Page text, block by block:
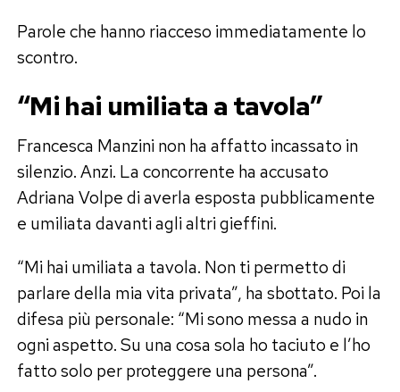
Parole che hanno riacceso immediatamente lo
scontro.
“Mi hai umiliata a tavola”
Francesca Manzini non ha affatto incassato in
silenzio. Anzi. La concorrente ha accusato
Adriana Volpe di averla esposta pubblicamente
e umiliata davanti agli altri gieffini.
“Mi hai umiliata a tavola. Non ti permetto di
parlare della mia vita privata”, ha sbottato. Poi la
difesa più personale: “Mi sono messa a nudo in
ogni aspetto. Su una cosa sola ho taciuto e l’ho
fatto solo per proteggere una persona”.